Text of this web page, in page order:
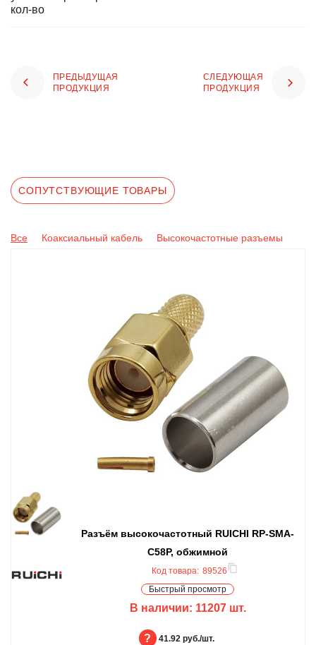
кол-во
ПРЕДЫДУЩАЯ
ПРОДУКЦИЯ
СЛЕДУЮЩАЯ
ПРОДУКЦИЯ
СОПУТСТВУЮЩИЕ ТОВАРЫ
Все Коаксиальный кабель Высокочастотные разъемы
Разъём высокочастотный RUICHI RP-SMA-
C58P, обжимной
Код товара: 89526
Быстрый просмотр
В наличии: 11207шт.
БЦ: 41.92 руб./шт.